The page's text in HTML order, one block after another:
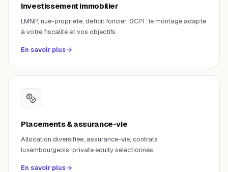
Investissement immobilier
LMNP, nue-propriété, déficit foncier, SCPI : le montage adapté
à votre fiscalité et vos objectifs.
En savoir plus
Placements & assurance-vie
Allocation diversifiée, assurance-vie, contrats
luxembourgeois, private equity sélectionnés.
En savoir plus